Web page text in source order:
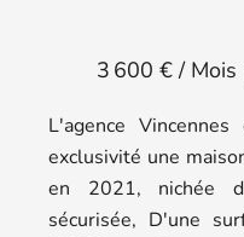
3 600 € / Mois
L'agence
exclusivité une
en 2021, nichée
sécurisée, D'une